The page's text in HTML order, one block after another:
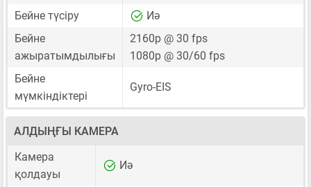
Бейне түсіру
Иә
Бейне
ажыратымдылығы
2160p @ 30 fps
1080p @ 30/60 fps
Бейне
мүмкіндіктері
Gyro-EIS
АЛДЫҢҒЫ КАМЕРА
Камера
қолдауы
Иә